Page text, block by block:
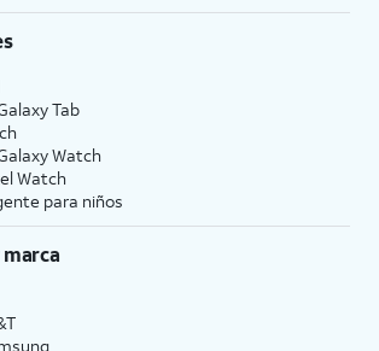
Tab
Watch
Watch
para niños